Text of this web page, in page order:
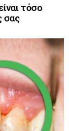
τόσο
σας